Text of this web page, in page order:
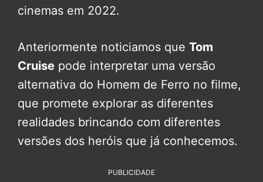
cinemas em 2022.
Anteriormente noticiamos que Tom
Cruise pode interpretar uma versão
alternativa do Homem de Ferro no filme,
que promete explorar as diferentes
realidades brincando com diferentes
versões dos heróis que já conhecemos.
PUBLICIDADE